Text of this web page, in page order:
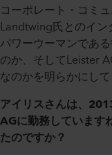
コーポレート・コミ
Landtwing氏とのイ
パワーウーマンであ
のか、そしてLeister
なのかを明らかにして
アイリスさんは、
AGに勤務しています
たのですか？